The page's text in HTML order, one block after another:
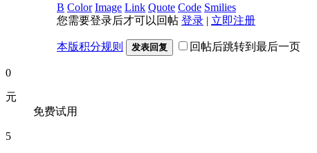
B Color Image Link Quote Code Smilies
您需要登录后才可以回帖 登录 | 立即注册
本版积分规则 发表回复 回帖后跳转到最后一页
0
元
免费试用
5